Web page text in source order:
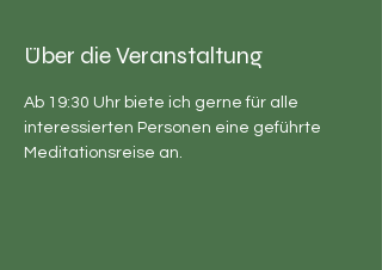
Über die Veranstaltung
Ab 19:30 Uhr biete ich gerne für alle
interessierten Personen eine geführte
Meditationsreise an.